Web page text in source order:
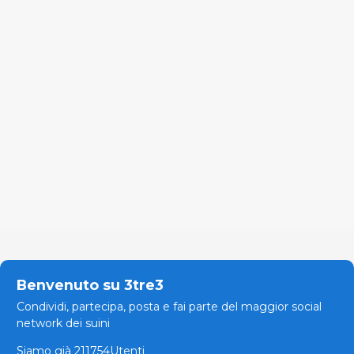
Benvenuto su 3tre3
Condividi, partecipa, posta e fai parte del maggior social
network dei suini
Siamo già 211754Utenti